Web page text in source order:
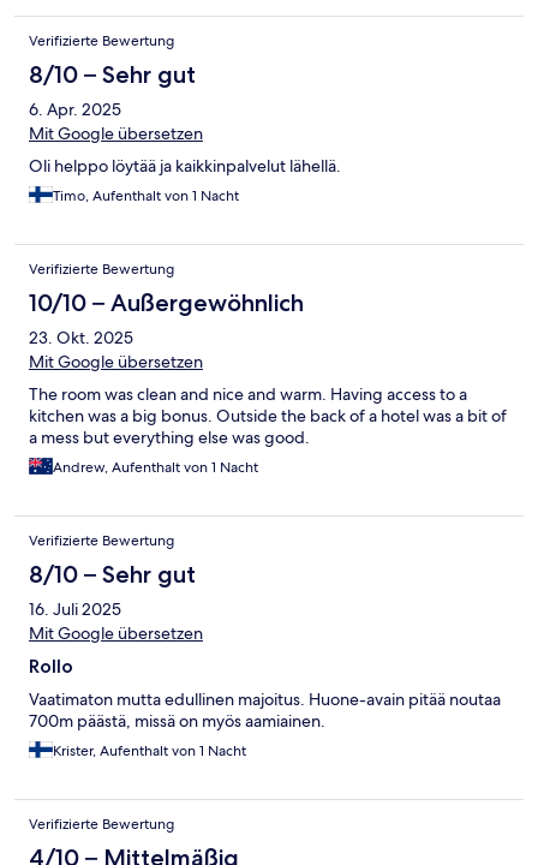
Verifizierte Bewertung
8/10 – Sehr gut
6. Apr. 2025
Mit Google übersetzen
Oli helppo löytää ja kaikkinpalvelut lähellä.
Timo, Aufenthalt von 1 Nacht
Verifizierte Bewertung
10/10 – Außergewöhnlich
23. Okt. 2025
Mit Google übersetzen
The room was clean and nice and warm. Having access to a
kitchen was a big bonus. Outside the back of a hotel was a bit of
a mess but everything else was good.
Andrew, Aufenthalt von 1 Nacht
Verifizierte Bewertung
8/10 – Sehr gut
16. Juli 2025
Mit Google übersetzen
Rollo
Vaatimaton mutta edullinen majoitus. Huone-avain pitää noutaa
700m päästä, missä on myös aamiainen.
Krister, Aufenthalt von 1 Nacht
Verifizierte Bewertung
4/10 – Mittelmäßig